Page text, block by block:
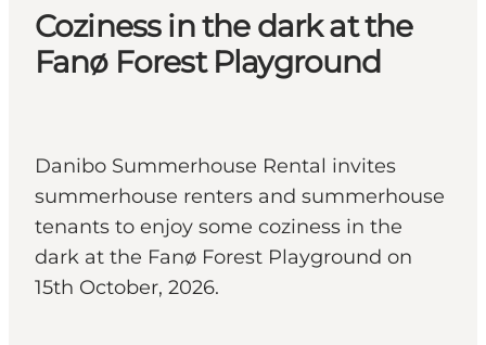
Ispirazioni
Dove andare
Cosa fare
Coziness in the dark at the
Fanø Forest Playground
Danibo Summerhouse Rental invites
summerhouse renters and summerhouse
tenants to enjoy some coziness in the
dark at the Fanø Forest Playground on
15th October, 2026.